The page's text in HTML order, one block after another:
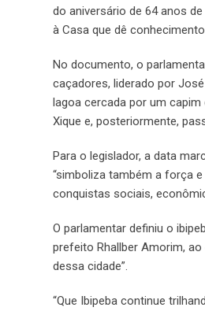
do aniversário de 64 anos
à Casa que dê
No documento, o
caçadores, liderado por
lagoa cercada por um
Xique e, posteriormente,
Para o legislador, a data
“simboliza também a força
conquistas sociais,
O parlamentar definiu o
prefeito Rhallber Amorim,
dessa cidade”.
“Que Ibipeba continue